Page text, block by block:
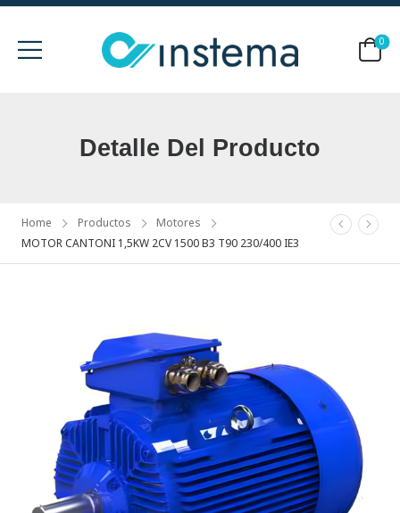
0
Detalle Del Producto
Home Productos
Motores
MOTOR CANTONI 1,5KW 2CV 1500 B3 T90 230/400 IE3